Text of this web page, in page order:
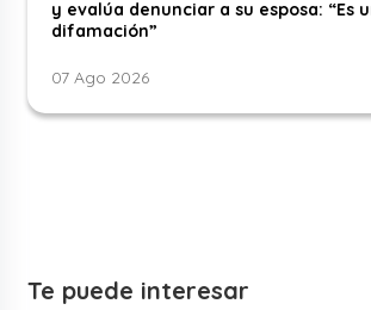
y evalúa denunciar a su esposa: “Es
difamación”
07 Ago 2026
Te puede interesar